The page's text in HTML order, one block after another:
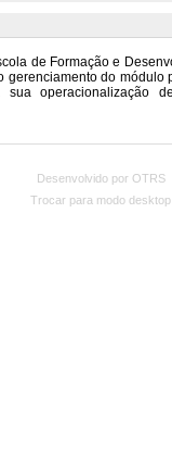
Desenvolvido por OTRS
Trocar para modo desktop